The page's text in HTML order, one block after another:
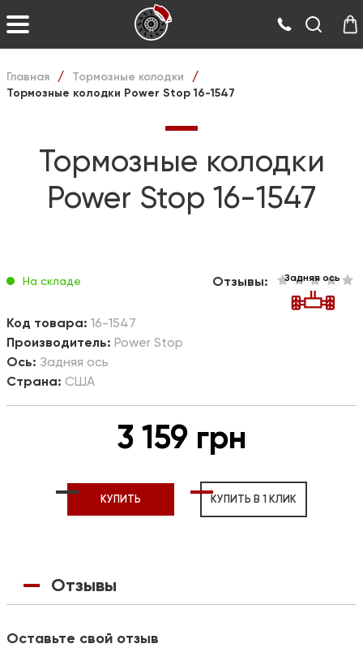
Главная / Тормозные колодки /
Тормозные колодки Power Stop 16-1547
Тормозные колодки
Power Stop 16-1547
Задняя ось
На складе Отзывы:
Код товара: 16-1547
Производитель: Power Stop
Ось: Задняя ось
Страна: США
3 159 грн
КУПИТЬ КУПИТЬ В 1 КЛИК
Отзывы
Оставьте свой отзыв